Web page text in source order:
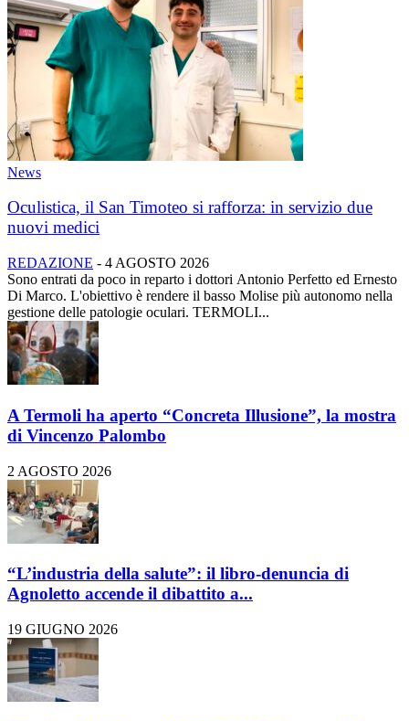
News
Oculistica, il San Timoteo si rafforza: in servizio due
nuovi medici
REDAZIONE - 4 AGOSTO 2026
Sono entrati da poco in reparto i dottori Antonio Perfetto ed Ernesto
Di Marco. L'obiettivo è rendere il basso Molise più autonomo nella
gestione delle patologie oculari. TERMOLI...
A Termoli ha aperto “Concreta Illusione”, la mostra
di Vincenzo Palombo
2 AGOSTO 2026
“L’industria della salute”: il libro-denuncia di
Agnoletto accende il dibattito a...
19 GIUGNO 2026